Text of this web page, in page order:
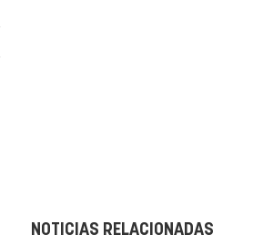
NOTICIAS RELACIONADAS